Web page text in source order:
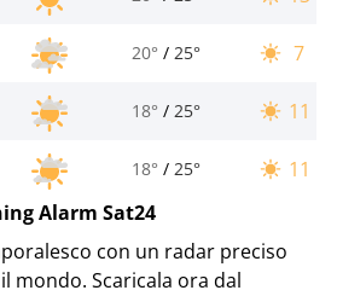
20° / 25° 7
18° / 25° 11
18° / 25°
11
Alarm Sat24
con un radar preciso
mondo. Scaricala ora dal